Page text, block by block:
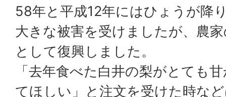
58年と平成12年にはひょうが降
大きな被害を受けましたが、農
として復興しました。
「去年食べた白井の梨がとても
てほしい」と注文を受けた時な